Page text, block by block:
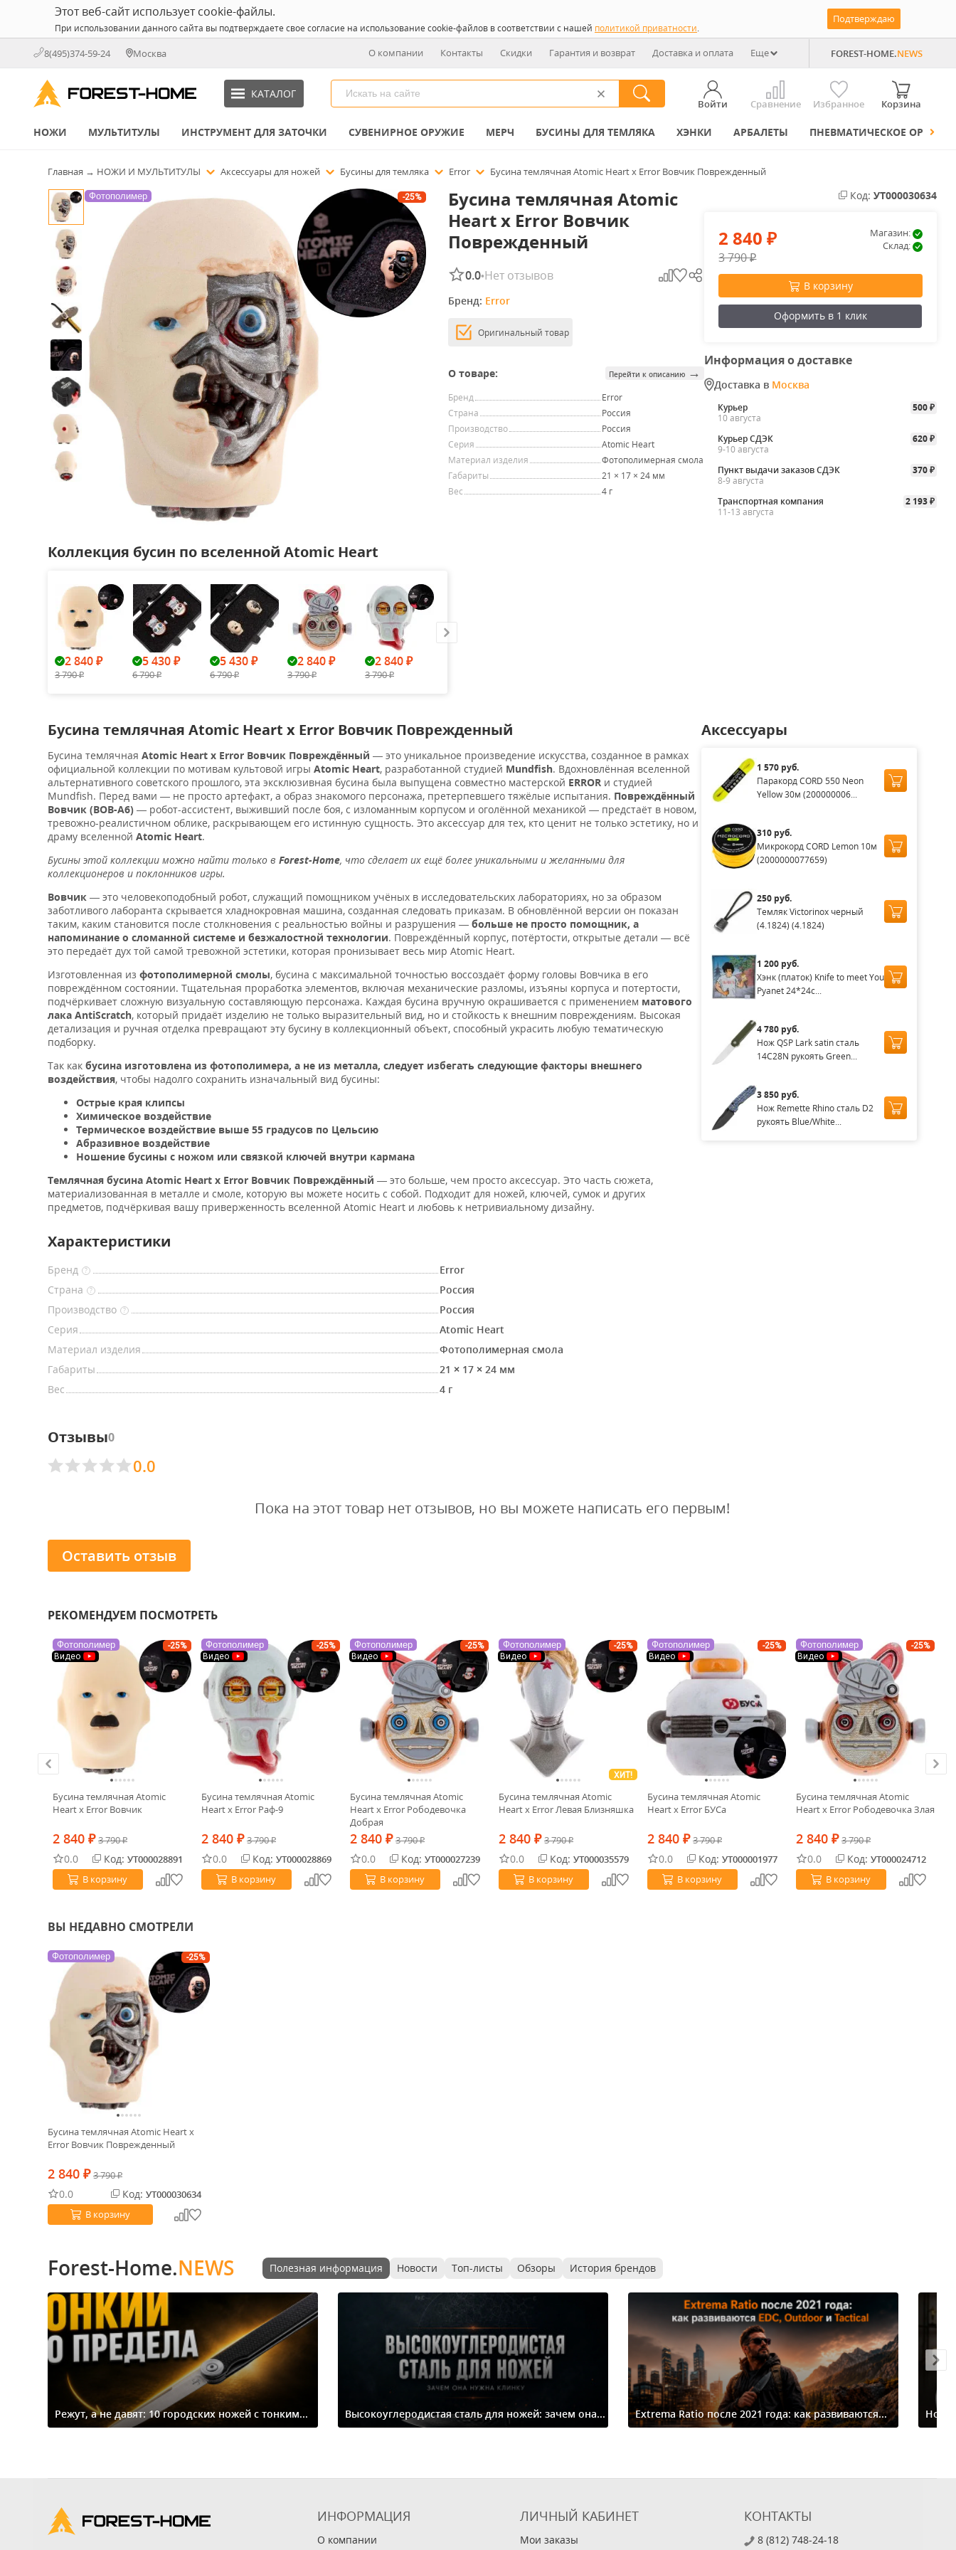
Этот веб-сайт использует cookie-файлы.
При использовании данного сайта вы подтверждаете свое согласие на использование cookie-файлов в соответствии с нашей политикой приватности.
Подтверждаю
8(495)374-59-24 Москва О компании Контакты Скидки Гарантия и возврат Доставка и оплата Еще FOREST-HOME.NEWS
КАТАЛОГ
Войти Сравнение Избранное Корзина
НОЖИ МУЛЬТИТУЛЫ ИНСТРУМЕНТ ДЛЯ ЗАТОЧКИ СУВЕНИРНОЕ ОРУЖИЕ МЕРЧ БУСИНЫ ДЛЯ ТЕМЛЯКА ХЭНКИ АРБАЛЕТЫ ПНЕВМАТИЧЕСКОЕ ОРУЖИЕ
Главная → НОЖИ И МУЛЬТИТУЛЫ Аксессуары для ножей Бусины для темляка Error Бусина темлячная Atomic Heart x Error Вовчик Поврежденный
Фотополимер -25%
Коллекция бусин по вселенной Atomic Heart
2 840 ₽
3 790₽
5 430 ₽
6 790₽
5 430 ₽
6 790₽
2 840 ₽
3 790₽
2 840 ₽
3 790₽
Бусина темлячная Atomic
Heart x Error Вовчик
Поврежденный
0.0•Нет отзывов
Бренд: Error
Оригинальный товар
О товаре: Перейти к описанию →
Бренд
Error
Страна
Россия
Производство
Россия
Серия
Atomic Heart
Материал изделия
Фотополимерная смола
Габариты
21 × 17 × 24 мм
Вес
4 г
Код: УТ000030634
2 840₽
3 790₽
Магазин:
Склад:
В корзину
Оформить в 1 клик
Информация о доставке
Доставка в Москва
Курьер 500 ₽
10 августа
Курьер СДЭК
620 ₽
9-10 августа
Пункт выдачи заказов СДЭК
370 ₽
8-9 августа
Транспортная компания
2 193 ₽
11-13 августа
Бусина темлячная Atomic Heart x Error Вовчик Поврежденный
Бусина темлячная Atomic Heart x Error Вовчик Повреждённый — это уникальное произведение искусства, созданное в рамках
официальной коллекции по мотивам культовой игры Atomic Heart, разработанной студией Mundfish. Вдохновлённая вселенной
альтернативного советского прошлого, эта эксклюзивная бусина была выпущена совместно мастерской ERROR и студией
Mundfish. Перед вами — не просто артефакт, а образ знакомого персонажа, претерпевшего тяжёлые испытания. Повреждённый
Вовчик (ВОВ-А6) — робот-ассистент, выживший после боя, с изломанным корпусом и оголённой механикой — предстаёт в новом,
тревожно-реалистичном облике, раскрывающем его истинную сущность. Это аксессуар для тех, кто ценит не только эстетику, но и
драму вселенной Atomic Heart.
Бусины этой коллекции можно найти только в Forest-Home, что сделает их ещё более уникальными и желанными для
коллекционеров и поклонников игры.
Вовчик — это человекоподобный робот, служащий помощником учёных в исследовательских лабораториях, но за образом
заботливого лаборанта скрывается хладнокровная машина, созданная следовать приказам. В обновлённой версии он показан
таким, каким становится после столкновения с реальностью войны и разрушения — больше не просто помощник, а
напоминание о сломанной системе и безжалостной технологии. Повреждённый корпус, потёртости, открытые детали — всё
это передаёт дух той самой тревожной эстетики, которая пронизывает весь мир Atomic Heart.
Изготовленная из фотополимерной смолы, бусина с максимальной точностью воссоздаёт форму головы Вовчика в его
повреждённом состоянии. Тщательная проработка элементов, включая механические разломы, изъяны корпуса и потертости,
подчёркивает сложную визуальную составляющую персонажа. Каждая бусина вручную окрашивается с применением матового
лака AntiScratch, который придаёт изделию не только выразительный вид, но и стойкость к внешним повреждениям. Высокая
детализация и ручная отделка превращают эту бусину в коллекционный объект, способный украсить любую тематическую
подборку.
Так как бусина изготовлена из фотополимера, а не из металла, следует избегать следующие факторы внешнего
воздействия, чтобы надолго сохранить изначальный вид бусины:
Острые края клипсы
Химическое воздействие
Термическое воздействие выше 55 градусов по Цельсию
Абразивное воздействие
Ношение бусины с ножом или связкой ключей внутри кармана
Темлячная бусина Atomic Heart x Error Вовчик Повреждённый — это больше, чем просто аксессуар. Это часть сюжета,
материализованная в металле и смоле, которую вы можете носить с собой. Подходит для ножей, ключей, сумок и других
предметов, подчёркивая вашу приверженность вселенной Atomic Heart и любовь к нетривиальному дизайну.
Характеристики
Бренд ?
Error
Страна
?
Россия
Производство
?
Россия
Серия
Atomic Heart
Материал изделия
Фотополимерная смола
Габариты
21 × 17 × 24 мм
Вес
4 г
Аксессуары
1 570 руб.
Паракорд CORD 550 Neon
Yellow 30м (200000006...
310 руб.
Микрокорд CORD Lemon 10м
(2000000077659)
250 руб.
Темляк Victorinox черный
(4.1824) (4.1824)
1 200 руб.
Хэнк (платок) Knife to meet You
Pyanet 24*24с...
4 780 руб.
Нож QSP Lark satin сталь
14C28N рукоять Green...
3 850 руб.
Нож Remette Rhino сталь D2
рукоять Blue/White...
Отзывы0
0.0
Пока на этот товар нет отзывов, но вы можете написать его первым!
Оставить отзыв
РЕКОМЕНДУЕМ ПОСМОТРЕТЬ
Фотополимер
-25%
Видео
Бусина темлячная Atomic
Heart x Error Вовчик
2 840 ₽ 3 790₽
0.0 Код: УТ000028891
В корзину
Фотополимер
-25%
Видео
Бусина темлячная Atomic
Heart x Error Раф-9
2 840 ₽ 3 790₽
0.0 Код: УТ000028869
В корзину
Фотополимер
-25%
Видео
Бусина темлячная Atomic
Heart x Error Рободевочка
Добрая
2 840 ₽ 3 790₽
0.0 Код: УТ000027239
В корзину
Фотополимер
-25%
Видео
ХИТ!
Бусина темлячная Atomic
Heart x Error Левая Близняшка
2 840 ₽ 3 790₽
0.0 Код: УТ000035579
В корзину
Фотополимер
-25%
Видео
Бусина темлячная Atomic
Heart x Error БУСа
2 840 ₽ 3 790₽
0.0 Код: УТ000001977
В корзину
Фотополимер
-25%
Видео
Бусина темлячная Atomic
Heart x Error Рободевочка Злая
2 840 ₽ 3 790₽
0.0 Код: УТ000024712
В корзину
ВЫ НЕДАВНО СМОТРЕЛИ
Фотополимер -25%
Бусина темлячная Atomic Heart x
Error Вовчик Поврежденный
2 840 ₽ 3 790₽
0.0 Код: УТ000030634
В корзину
Forest-Home.NEWS Полезная информация Новости Топ-листы Обзоры История брендов
Режут, а не давят: 10 городских ножей с тонким... Высокоуглеродистая сталь для ножей: зачем она... Extrema Ratio после 2021 года: как развиваются...
ИНФОРМАЦИЯ
О компании
ЛИЧНЫЙ КАБИНЕТ
Мои заказы
КОНТАКТЫ
8 (812) 748-24-18